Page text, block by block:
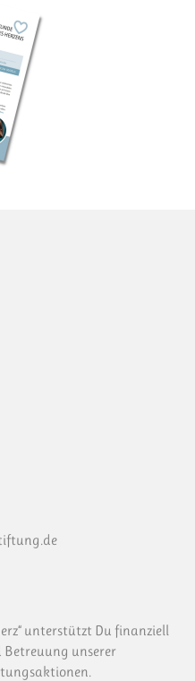
unterstützt Du finanziell
unserer